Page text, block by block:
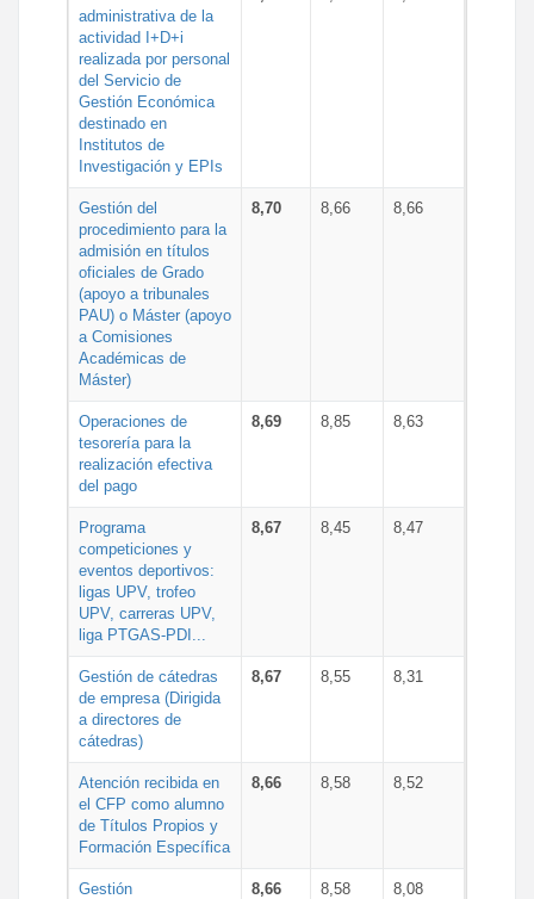
administrativa de la
actividad I+D+i
realizada por personal
del Servicio de
Gestión Económica
destinado en
Institutos de
Investigación y EPIs
Gestión del
procedimiento para la
admisión en títulos
oficiales de Grado
(apoyo a tribunales
PAU) o Máster (apoyo
a Comisiones
Académicas de
Máster)
8,70 8,66 8,66
Operaciones de
tesorería para la
realización efectiva
del pago
8,69 8,85 8,63
Programa
competiciones y
eventos deportivos:
ligas UPV, trofeo
UPV, carreras UPV,
liga PTGAS-PDI...
8,67 8,45 8,47
Gestión de cátedras
de empresa (Dirigida
a directores de
cátedras)
8,67 8,55 8,31
Atención recibida en
el CFP como alumno
de Títulos Propios y
Formación Específica
8,66 8,58 8,52
Gestión
8,66 8,58 8,08